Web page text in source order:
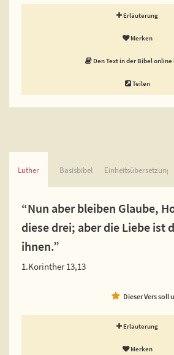
Erläuterung
Merken
Den Text in der Bibel online
Teilen
Luther Basisbibel Einheitsübersetzung
“Nun aber bleiben Glaube,
diese drei; aber die Liebe ist
ihnen.”
1.Korinther 13,13
Dieser Vers soll
Erläuterung
Merken